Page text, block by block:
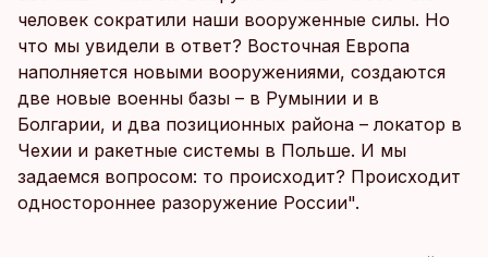
человек сократили наши вооруженные силы. Но
что мы увидели в ответ? Восточная Европа
наполняется новыми вооружениями, создаются
две новые военны базы – в Румынии и в
Болгарии, и два позиционных района – локатор в
Чехии и ракетные системы в Польше. И мы
задаемся вопросом: то происходит? Происходит
одностороннее разоружение России".